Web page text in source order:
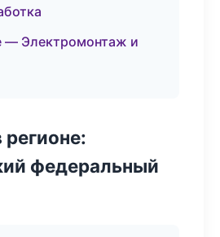
— Электромонтаж и
федеральный